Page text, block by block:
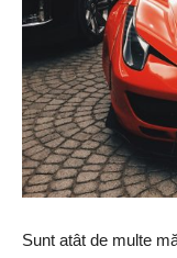
Sunt atât de multe